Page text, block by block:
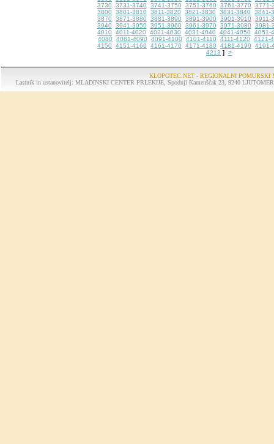
3730
3731-3740 3741-3750 3751-3760 3761-3770
3771-
3800
3801-3810 3811-3820 3821-3830 3831-3840
3841-
3870
3871-3880 3881-3890 3891-3900 3901-3910
3911-
3940
3941-3950 3951-3960 3961-3970 3971-3980
3981-
4010
4011-4020 4021-4030 4031-4040 4041-4050
4051-
4080
4081-4090 4091-4100 4101-4110 4111-4120
4121-
4150
4151-4160 4161-4170 4171-4180 4181-4190
4191-
4213 ] >
KLOPOTEC.NET - REGIONALNI POMURSKI
Lastnik in ustanovitelj: MLADINSKI CENTER PRLEKIJE, Spodnji Kamenščak 23, 9240